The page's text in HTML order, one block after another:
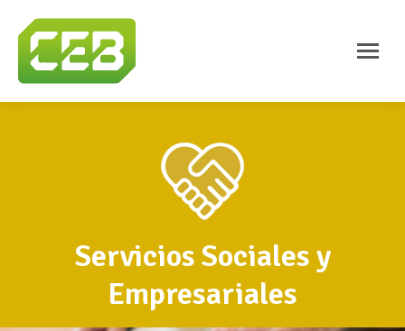
Servicios Sociales y
Empresariales